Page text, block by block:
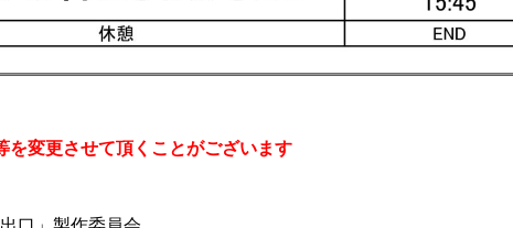
変更させて頂くことがございます